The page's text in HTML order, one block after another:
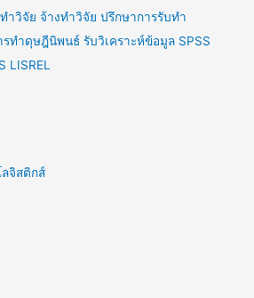
ำวิจัย จ้างทำวิจัย ปรึกษาการรับทำ
ทำดุษฎีนิพนธ์ รับวิเคราะห์ข้อมูล SPSS
LISREL
จิสติกส์